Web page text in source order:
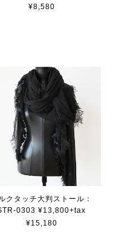
¥8,580
クタッチ大判ストール：
0303 ¥13,800+tax
¥15,180